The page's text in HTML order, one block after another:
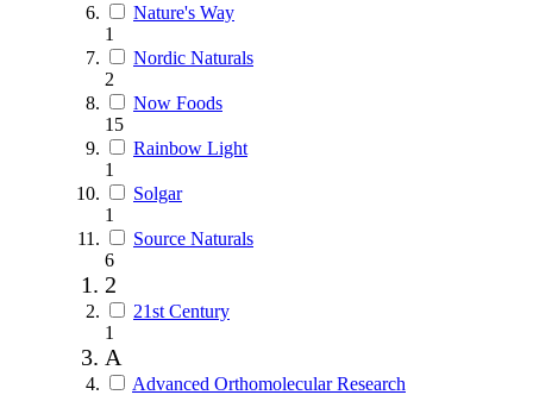
Nature's Way
1
Nordic Naturals
2
Now Foods
15
Rainbow Light
1
Solgar
1
Source Naturals
6
2
21st Century
1
A
Advanced Orthomolecular Research